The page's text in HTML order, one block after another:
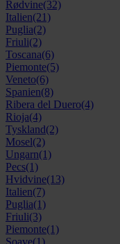
Rødvine(32)
Italien(21)
Puglia(2)
Friuli(2)
Toscana(6)
Piemonte(5)
Veneto(6)
Spanien(8)
Ribera del Duero(4)
Rioja(4)
Tyskland(2)
Mosel(2)
Ungarn(1)
Pecs(1)
Hvidvine(13)
Italien(7)
Puglia(1)
Friuli(3)
Piemonte(1)